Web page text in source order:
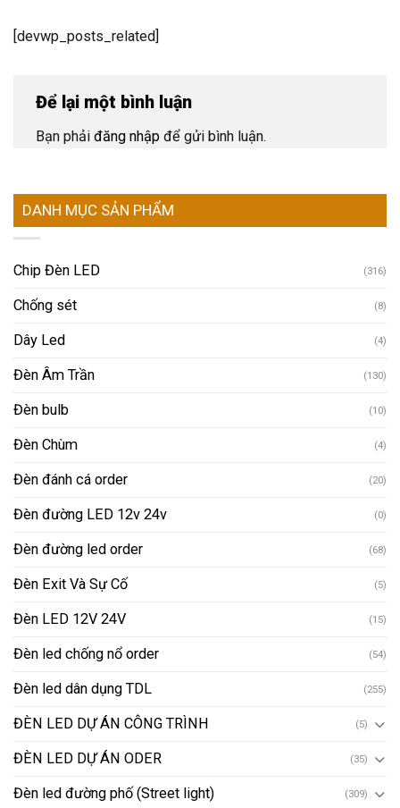
[devwp_posts_related]
Để lại một bình luận
Bạn phải đăng nhập để gửi bình luận.
DANH MỤC SẢN PHẨM
Chip Đèn LED (316)
Chống sét (8)
Dây Led (4)
Đèn Âm Trần (130)
Đèn bulb (10)
Đèn Chùm (4)
Đèn đánh cá order (20)
Đèn đường LED 12v 24v (0)
Đèn đường led order (68)
Đèn Exit Và Sự Cố (5)
Đèn LED 12V 24V (15)
Đèn led chống nổ order (54)
Đèn led dân dụng TDL (255)
ĐÈN LED DỰ ÁN CÔNG TRÌNH (5)
ĐÈN LED DỰ ÁN ODER (35)
Đèn led đường phố (Street light) (309)